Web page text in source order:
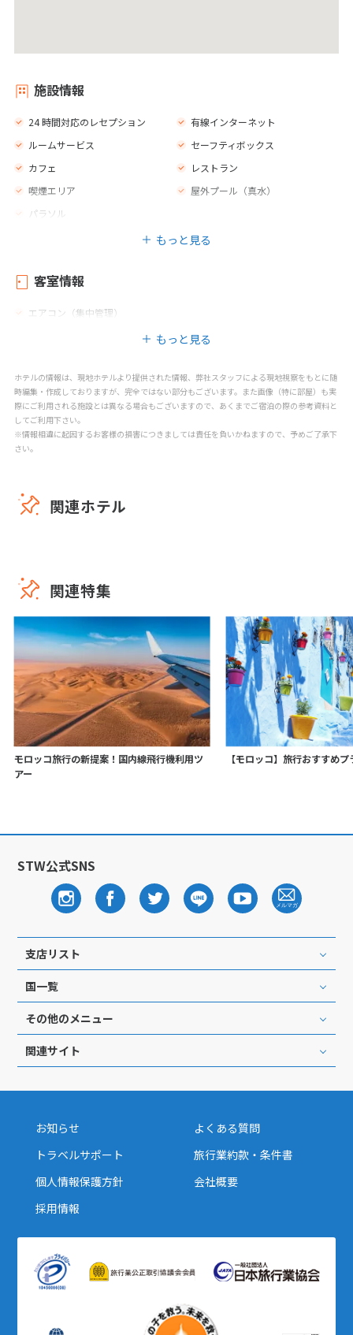
施設情報
24 時間対応のレセプション
有線インターネット
ルームサービス
セーフティボックス
カフェ
レストラン
喫煙エリア
屋外プール（真水）
パラソル
もっと見る
客室情報
エアコン（集中管理）
もっと見る
ホテルの情報は、現地ホテルより提供された情報、弊社スタッフによる現地視察をもとに随
時編集・作成しておりますが、完全ではない部分もございます。また画像（特に部屋）も実
際にご利用される施設とは異なる場合もございますので、あくまでご宿泊の際の参考資料と
してご利用下さい。
※情報相違に起因するお客様の損害につきましては責任を負いかねますので、予めご了承下
さい。
関連ホテル
関連特集
モロッコ旅行の新提案！国内線飛行機利用ツ
アー
【モロッコ】旅行おすすめプ
STW公式SNS
支店リスト
国一覧
その他のメニュー
関連サイト
お知らせ
よくある質問
トラベルサポート
旅行業約款・条件書
個人情報保護方針
会社概要
採用情報